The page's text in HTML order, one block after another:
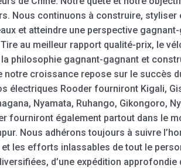
Nous continuons à construire,
et atteindre une perspective
au meilleur rapport qualité-prix, le
philosophie gagnant-gagnant et
notre croissance repose sur le succès
Rooder fourniront Kigali,
Nyamata, Ruhango, Gikongoro,
également partout dans le
Nous adhérons toujours à suivre
les efforts inlassables de tout le
d’une expédition